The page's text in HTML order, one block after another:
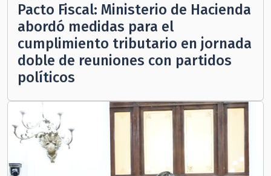
Pacto Fiscal: Ministerio de Hacienda
abordó medidas para el
cumplimiento tributario en jornada
doble de reuniones con partidos
políticos